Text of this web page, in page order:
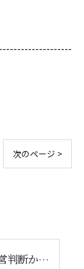
次のページ >
不動産判断を経営判断から切り離してはいけない理由｜企業不動産を物件単体で考えるリスク